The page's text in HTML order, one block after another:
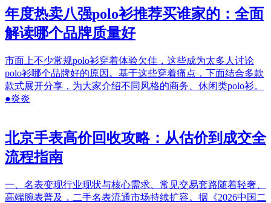
年度热卖八强polo衫推荐买谁家的：全面
解读哪个品牌质量好
市面上不少常规polo衫穿着体验欠佳，这些成为太多人讨论
polo衫哪个品牌好的原因。基于这些穿着痛点，下面结合多款
款式展开分享，为大家介绍不同风格的商务、休闲类polo衫。
●炎炎
北京手表高价回收攻略：从估价到成交全
流程指南
一、名表变现行业现状与核心需求、常见交易套路随着轻奢、
高端腕表普及，二手名表流通市场持续扩容。据《2026中国二